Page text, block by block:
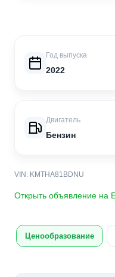
Год выпуска
2022
Двигатель
Бензин
VIN: KMTHA81BDNU
Открыть объявление на
Ценообразование